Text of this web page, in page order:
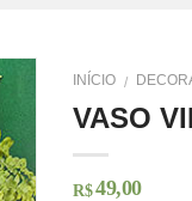
INÍCIO /
VASO
R$ 49,00